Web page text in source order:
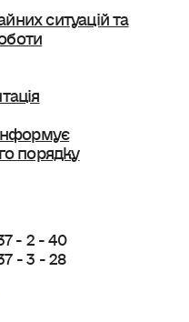
ситуацій та
порядку
- 2 - 40
- 3 - 28